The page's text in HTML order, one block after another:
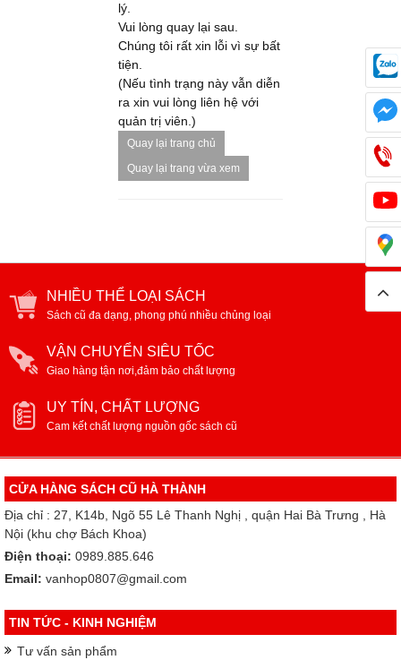
lý.
Vui lòng quay lại sau.
Chúng tôi rất xin lỗi vì sự bất
tiện.
(Nếu tình trạng này vẫn diễn
ra xin vui lòng liên hệ với
quản trị viên.)
Quay lại trang chủ
Quay lại trang vừa xem
NHIỀU THỂ LOẠI SÁCH
Sách cũ đa dạng, phong phú nhiều chủng loại
VẬN CHUYỂN SIÊU TỐC
Giao hàng tận nơi,đảm bảo chất lượng
UY TÍN, CHẤT LƯỢNG
Cam kết chất lượng nguồn gốc sách cũ
CỬA HÀNG SÁCH CŨ HÀ THÀNH
Địa chỉ : 27, K14b, Ngõ 55 Lê Thanh Nghị , quận Hai Bà Trưng , Hà
Nội (khu chợ Bách Khoa)
Điện thoại: 0989.885.646
Email: vanhop0807@gmail.com
TIN TỨC - KINH NGHIỆM
Tư vấn sản phẩm